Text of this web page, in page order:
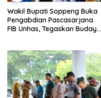
Wakil Bupati Soppeng Buka
Pengabdian Pascasarjana
FIB Unhas, Tegaskan Budaya